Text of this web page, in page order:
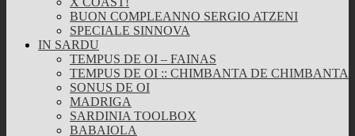
BUON COMPLEANNO SERGIO ATZENI
SPECIALE SINNOVA
IN SARDU
TEMPUS DE OI – FAINAS
TEMPUS DE OI :: CHIMBANTA DE CHIMBANTA
SONUS DE OI
MADRIGA
SARDINIA TOOLBOX
BABAIOLA